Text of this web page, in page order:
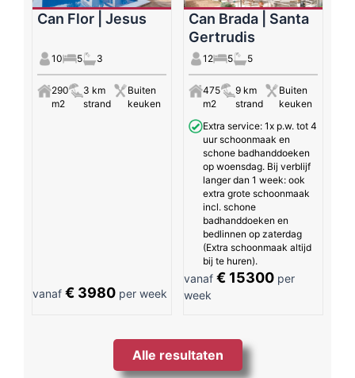
Can Flor | Jesus
10 5 3
290
m2
3 km
strand
Buiten
keuken
vanaf € 3980 per week
Can Brada | Santa
Gertrudis
12 5 5
475
m2
9 km
strand
Buiten
keuken
Extra service: 1x p.w. tot 4
uur schoonmaak en
schone badhanddoeken
op woensdag. Bij verblijf
langer dan 1 week: ook
extra grote schoonmaak
incl. schone
badhanddoeken en
bedlinnen op zaterdag
(Extra schoonmaak altijd
bij te huren).
vanaf€ 15300 per
week
Alle resultaten